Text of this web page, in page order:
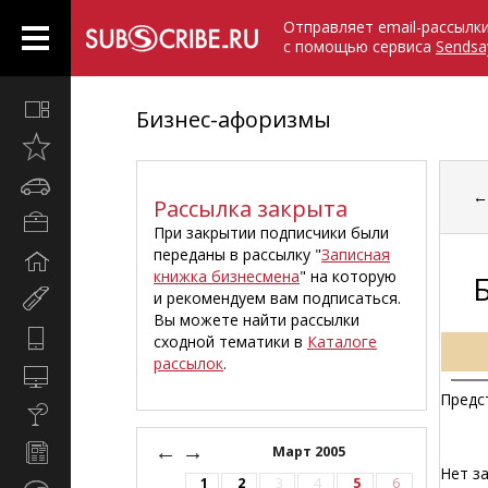
Отправляет email-рассылки
с помощью сервиса
недавно
Компьютеры
Культура,
Бизнес-афоризмы
Рассылка закрыта
При закрытии подписчики были
переданы в рассылку "Записная
книжка бизнесмена" на которую
и рекомендуем вам подписаться.
Вы можете найти рассылки
сходной тематики в Каталоге
рассылок.
← Март 2005
→
1 2 3 4 5
6
←
Нет